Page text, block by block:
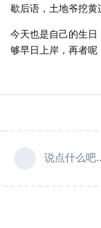
歇后语，土地爷挖黄
今天也是自己的生
够早日上岸，再者呢
说点什么吧